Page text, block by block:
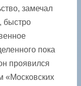
замечал
быстро
пока
проявился
«Московских